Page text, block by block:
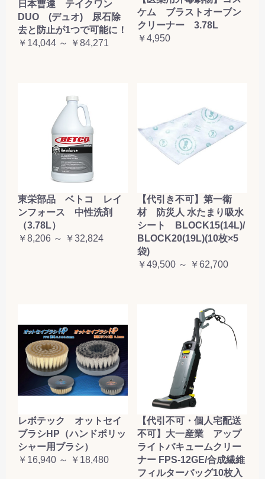
日本曹達 テイクワン
DUO (デュオ) 尿石除
去と防止が1つで可能に！
￥14,044 ～ ￥84,271
ケム ブラストオーブン
クリーナー 3.78L
￥4,950
東栄部品 ベトコ レイ
ンフォース 中性洗剤
（3.78L）
￥8,206 ～ ￥32,824
【代引き不可】第一衛
材 防災人 水たまり吸水
シート BLOCK15(14L)/
BLOCK20(19L)(10枚×5
袋)
￥49,500 ～ ￥62,700
レボテック オットセイ
ブラシHP（ハンドポリッ
シャー用ブラシ）
￥16,940 ～ ￥18,480
【代引不可・個人宅配送
不可】大一産業 アップ
ライトバキュームクリー
ナー FPS-12GE/合成繊維
フィルターバッグ10枚入